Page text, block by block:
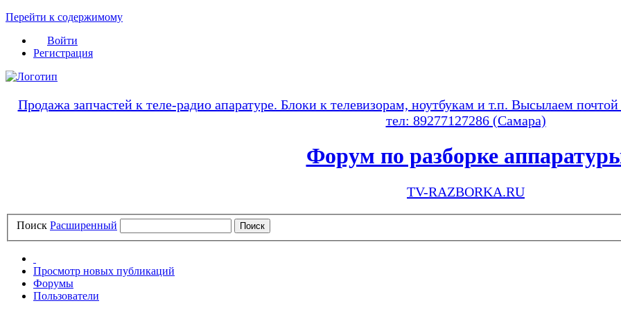
Перейти к содержимому
Войти
Регистрация
Продажа запчастей к теле-радио апаратуре. Блоки к телевизорам, ноутбукам и т.п. Высылаем
тел: 89277127286 (Самара)
Форум по разборке
TV-RAZBORKA.RU
Поиск Расширенный
Просмотр новых публикаций
Форумы
Пользователи